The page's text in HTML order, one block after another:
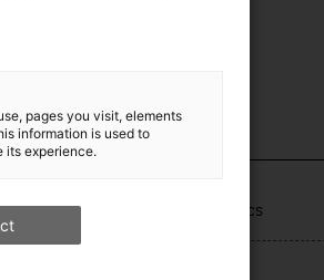
Aparells domèstics
pages you visit, elements
information is used to
its experience.